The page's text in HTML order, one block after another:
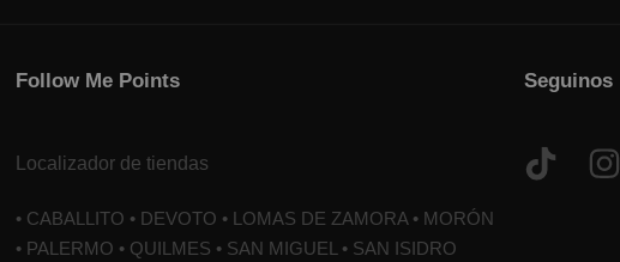
Follow Me Points
Localizador de tiendas
• CABALLITO • DEVOTO • LOMAS DE ZAMORA • MORÓN
• PALERMO • QUILMES • SAN MIGUEL • SAN ISIDRO
Seguinos